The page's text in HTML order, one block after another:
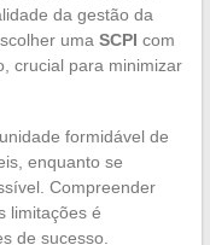
da gestão da
uma SCPI com
crucial para minimizar
formidável de
enquanto se
Compreender
limitações é
de sucesso.